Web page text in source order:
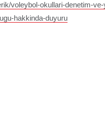
voleybol-okullari-denetim-
hakkinda-duyuru